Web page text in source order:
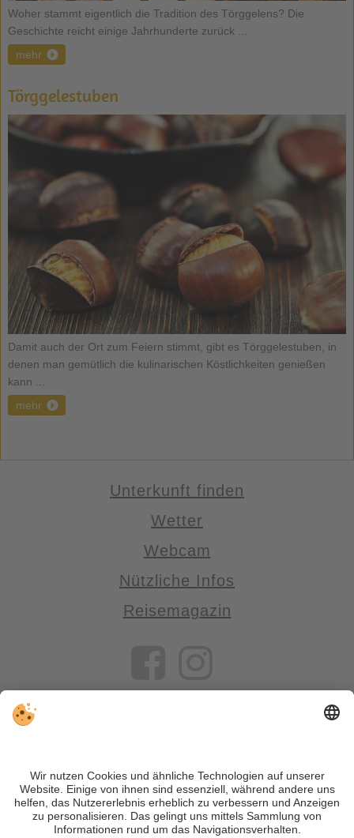
Woher stammt eigentlich die Tradition des Törggelens? Die
Geschichte reicht einige Jahrhunderte zurück ...
mehr
Törggelestuben
Damit auch der Ort zum Feiern stimmt, gibt es Törggelestuben, in
denen man gemütlich die kulinarischen Köstlichkeiten genießen
kann ...
mehr
Unterkunft finden
Wetter
Webcam
Nützliche Infos
Reisemagazin
VIVOSüdtirol ist das Reiseportal für alle, die Südtirol nicht nur
besuchen, sondern wirklich erleben wollen – inklusive Tipps,
tollen Unterkünften und Angeboten.